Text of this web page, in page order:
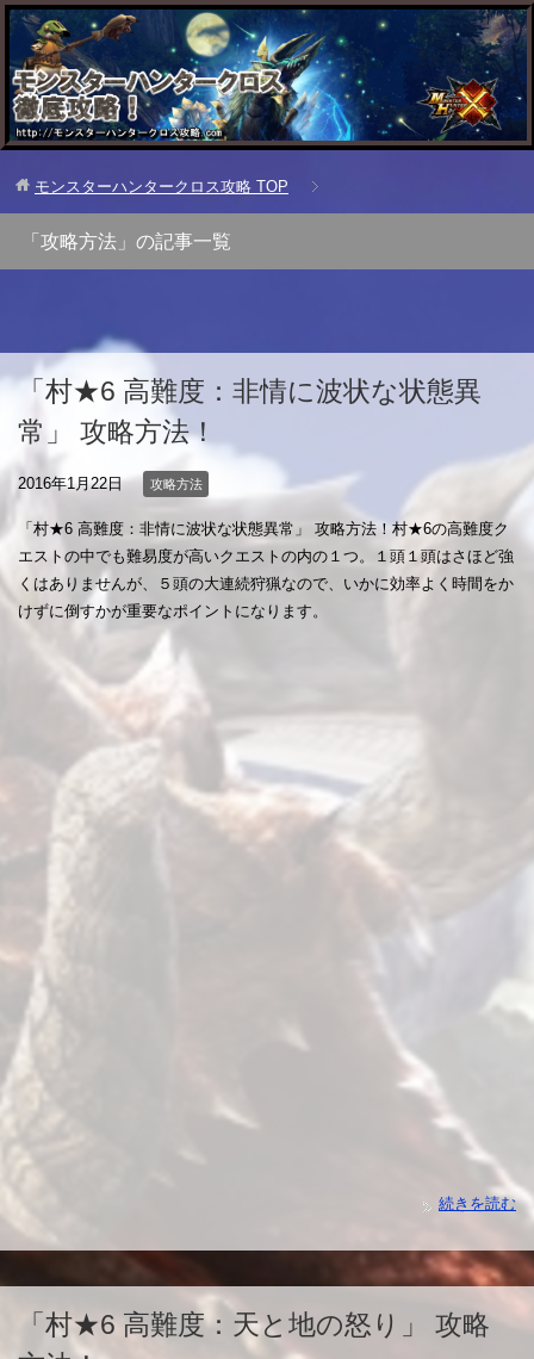
モンスターハンタークロス攻略 TOP
「攻略方法」の記事一覧
「村★6 高難度：非情に波状な状態異
常」 攻略方法！
2016年1月22日 攻略方法
「村★6 高難度：非情に波状な状態異常」 攻略方法！村★6の高難度ク
エストの中でも難易度が高いクエストの内の１つ。１頭１頭はさほど強
くはありませんが、５頭の大連続狩猟なので、いかに効率よく時間をか
けずに倒すかが重要なポイントになります。
続きを読む
「村★6 高難度：天と地の怒り」 攻略